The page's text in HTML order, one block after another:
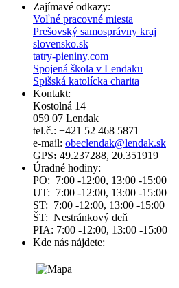
Zajímavé odkazy:
Voľné pracovné miesta
Prešovský samosprávny kraj
slovensko.sk
tatry-pieniny.com
Spojená škola v Lendaku
Spišská katolícka charita
Kontakt:
Kostolná 14
059 07 Lendak
tel.č.: +421 52 468 5871
e-mail: obeclendak@lendak.sk
GPS: 49.237288, 20.351919
Úradné hodiny:
PO: 7:00 -12:00, 13:00 -15:00
UT: 7:00 -12:00, 13:00 -15:00
ST: 7:00 -12:00, 13:00 -15:00
ŠT: Nestránkový deň
PIA: 7:00 -12:00, 13:00 -15:00
Kde nás nájdete: